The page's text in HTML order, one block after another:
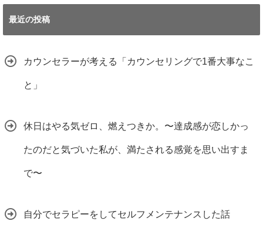
最近の投稿
カウンセラーが考える「カウンセリングで1番大事なこ
と」
休日はやる気ゼロ、燃えつきか。〜達成感が恋しかっ
たのだと気づいた私が、満たされる感覚を思い出すま
で〜
自分でセラピーをしてセルフメンテナンスした話